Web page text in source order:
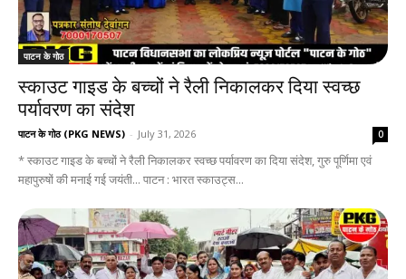
पाटन के गोठ
स्काउट गाइड के बच्चों ने रैली निकालकर दिया स्वच्छ
पर्यावरण का संदेश
पाटन के गोठ (PKG NEWS) - July 31, 2026 0
* स्काउट गाइड के बच्चों ने रैली निकालकर स्वच्छ पर्यावरण का दिया संदेश, गुरु पूर्णिमा एवं
महापुरुषों की मनाई गई जयंती... पाटन : भारत स्काउट्स...